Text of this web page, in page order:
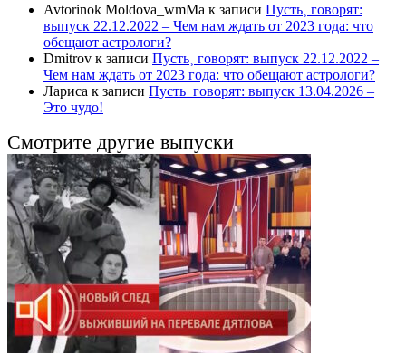
Avtorinok Moldova_wmMa к записи Пусть˲ говорят:
выпуск 22.12.2022 – Чем нам ждать от 2023 года: что
обещают астрологи?
Dmitrov к записи Пусть˲ говорят: выпуск 22.12.2022 –
Чем нам ждать от 2023 года: что обещают астрологи?
Лариса к записи Пусть_говорят: выпуск 13.04.2026 –
Это чудо!
Смотрите другие выпуски